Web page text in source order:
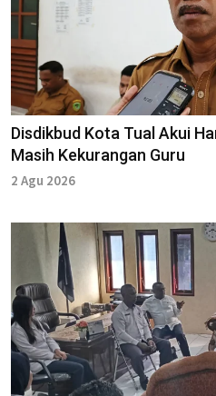
Disdikbud Kota Tual Akui
Masih Kekurangan Guru
2 Agu 2026